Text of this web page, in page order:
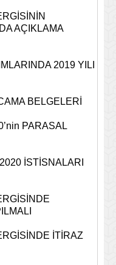
AÇIKLAMA
2019 YILI
BELGELERİ
PARASAL
İSTİSNALARI
İTİRAZ